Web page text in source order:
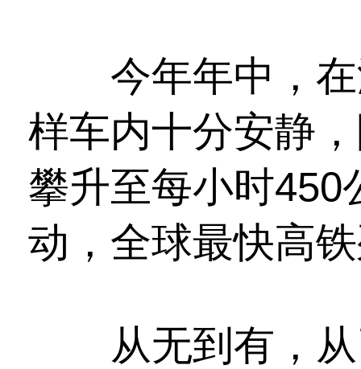
今年年中，在
样车内十分安静
攀升至每小时450
动，全球最快高
从无到有，从